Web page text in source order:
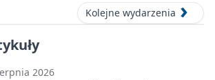
Kolejne wydarzenia
2026